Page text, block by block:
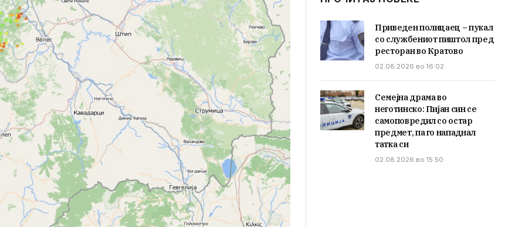
Приведен полицаец – пукал
со службениот пиштол пред
ресторан во Кратово
02.08.2026 во 16:02
Семејна драма во
неготинско: Пијан син се
самоповредил со остар
предмет, па го нападнал
татка си
02.08.2026 во 15:50